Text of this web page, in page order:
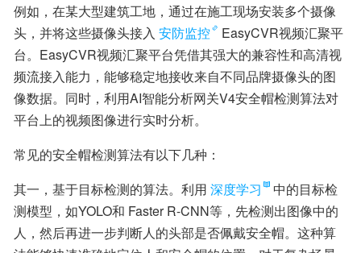
例如，在某大型建筑工地，通过在施工现场安装多个摄像
头，并将这些摄像头接入 安防监控
EasyCVR视频汇聚平
台。EasyCVR视频汇聚平台凭借其强大的兼容性和高清视
频流接入能力，能够稳定地接收来自不同品牌摄像头的图
像数据。同时，利用AI智能分析网关V4安全帽检测算法对
平台上的视频图像进行实时分析。
常见的安全帽检测算法有以下几种：
其一，基于目标检测的算法。利用 深度学习
中的目标检
测模型，如YOLO和 Faster R-CNN等，先检测出图像中的
人，然后再进一步判断人的头部是否佩戴安全帽。这种算